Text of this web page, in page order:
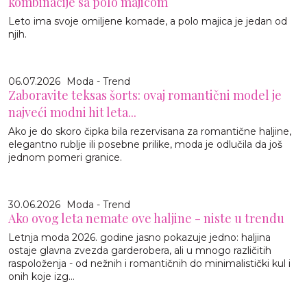
Leto ima svoje omiljene komade, a polo majica je jedan od
njih.
06.07.2026 Moda - Trend
Zaboravite teksas šorts: ovaj romantični model je
najveći modni hit leta...
Ako je do skoro čipka bila rezervisana za romantične haljine,
elegantno rublje ili posebne prilike, moda je odlučila da još
jednom pomeri granice.
30.06.2026 Moda - Trend
Ako ovog leta nemate ove haljine - niste u trendu
Letnja moda 2026. godine jasno pokazuje jedno: haljina
ostaje glavna zvezda garderobera, ali u mnogo različitih
raspoloženja - od nežnih i romantičnih do minimalistički kul i
onih koje izg...